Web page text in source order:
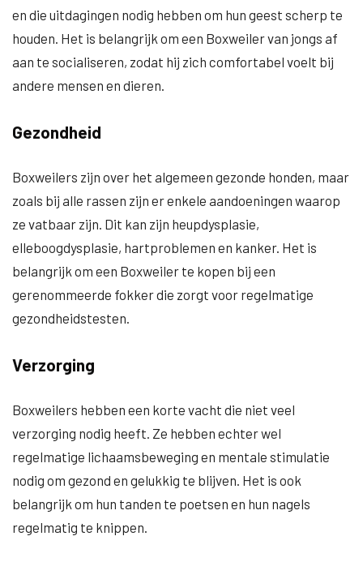
en die uitdagingen nodig hebben om hun geest scherp te
houden. Het is belangrijk om een Boxweiler van jongs af
aan te socialiseren, zodat hij zich comfortabel voelt bij
andere mensen en dieren.
Gezondheid
Boxweilers zijn over het algemeen gezonde honden, maar
zoals bij alle rassen zijn er enkele aandoeningen waarop
ze vatbaar zijn. Dit kan zijn heupdysplasie,
elleboogdysplasie, hartproblemen en kanker. Het is
belangrijk om een Boxweiler te kopen bij een
gerenommeerde fokker die zorgt voor regelmatige
gezondheidstesten.
Verzorging
Boxweilers hebben een korte vacht die niet veel
verzorging nodig heeft. Ze hebben echter wel
regelmatige lichaamsbeweging en mentale stimulatie
nodig om gezond en gelukkig te blijven. Het is ook
belangrijk om hun tanden te poetsen en hun nagels
regelmatig te knippen.